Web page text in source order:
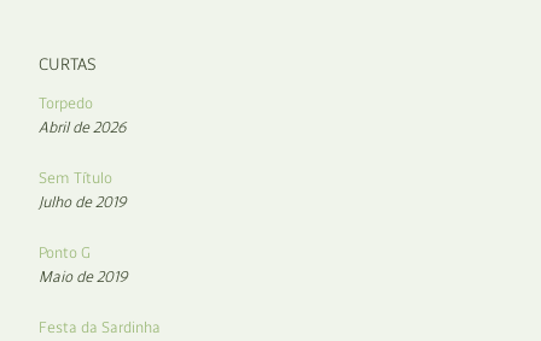
CURTAS
Torpedo
Abril de 2026
Sem Título
Julho de 2019
Ponto G
Maio de 2019
Festa da Sardinha